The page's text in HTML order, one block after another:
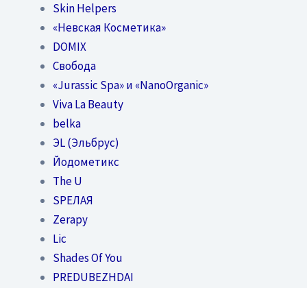
Skin Helpers
«Невская Косметика»
DOMIX
Свобода
«Jurassic Spa» и «NanoOrganic»
Viva La Beauty
belka
ЭL (Эльбрус)
Йодометикс
The U
SPEЛАЯ
Zerapy
Lic
Shades Of You
PREDUBEZHDAI